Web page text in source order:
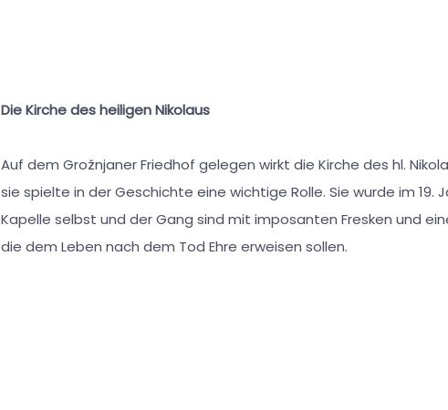
Die Kirche des heiligen Nikolaus
Auf dem Grožnjaner Friedhof gelegen wirkt die Kirche des hl.
sie spielte in der Geschichte eine wichtige Rolle. Sie wurde im 19.
Kapelle selbst und der Gang sind mit imposanten Fresken und
die dem Leben nach dem Tod Ehre erweisen sollen.